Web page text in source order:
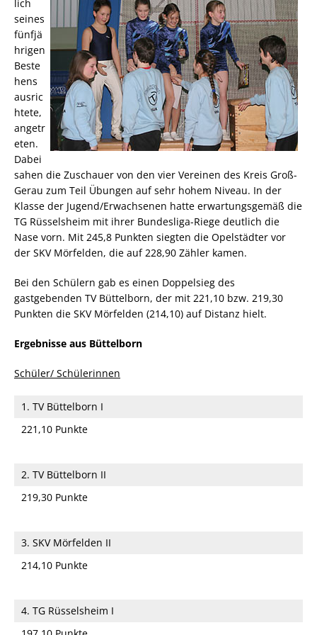
lich
seines
fünfjä
hrigen
Beste
hens
ausric
htete,
angetr
eten.
Dabei
sahen die Zuschauer von den vier Vereinen des Kreis Groß-
Gerau zum Teil Übungen auf sehr hohem Niveau. In der
Klasse der Jugend/Erwachsenen hatte erwartungsgemäß die
TG Rüsselsheim mit ihrer Bundesliga-Riege deutlich die
Nase vorn. Mit 245,8 Punkten siegten die Opelstädter vor
der SKV Mörfelden, die auf 228,90 Zähler kamen.
Bei den Schülern gab es einen Doppelsieg des
gastgebenden TV Büttelborn, der mit 221,10 bzw. 219,30
Punkten die SKV Mörfelden (214,10) auf Distanz hielt.
Ergebnisse aus Büttelborn
Schüler/ Schülerinnen
1. TV Büttelborn I
221,10 Punkte
2. TV Büttelborn II
219,30 Punkte
3. SKV Mörfelden II
214,10 Punkte
4. TG Rüsselsheim I